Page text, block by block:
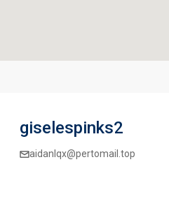
giselespinks2
aidanlqx@pertomail.top